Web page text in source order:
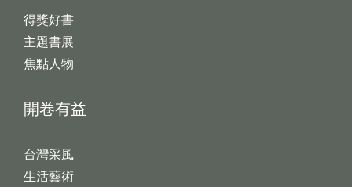
開卷有益
台灣采風
生活藝術
得獎好書
主題書展
焦點人物